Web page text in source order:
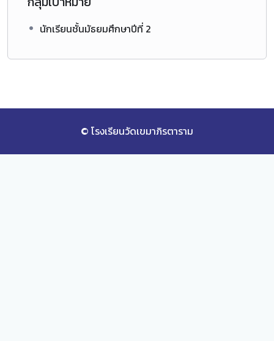
นักเรียนชั้นมัธยมศึกษาปีที่ 2
© โรงเรียนวัดเขมาภิรตาราม